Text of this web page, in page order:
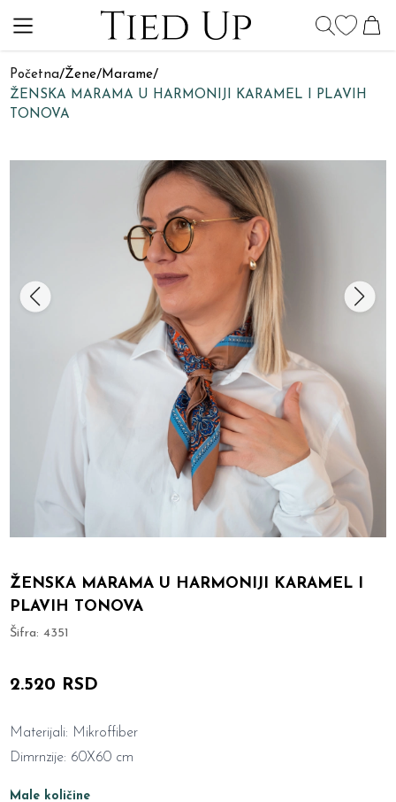
Početna/Žene/Marame/
ŽENSKA MARAMA U HARMONIJI KARAMEL I PLAVIH
TONOVA
ŽENSKA MARAMA U HARMONIJI KARAMEL I
PLAVIH TONOVA
Šifra:4351
2.520 RSD
Materijali: Mikroffiber
Dimrnzije: 60X60 cm
Male količine